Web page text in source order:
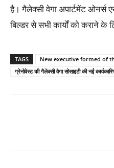
है। गैलेक्सी वेगा अपार्टमेंट ओनर्स
बिल्डर से सभी कार्यों को कराने के
TAGS
New executive formed of
ग्रेनोवेस्ट की गैलेक्सी वेगा सोसाइटी की नई